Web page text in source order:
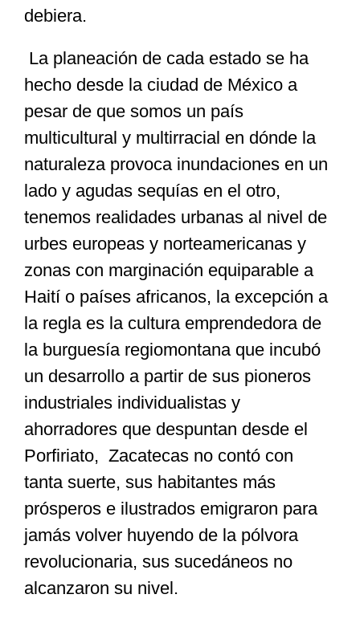
debiera.
La planeación de cada estado se ha
hecho desde la ciudad de México a
pesar de que somos un país
multicultural y multirracial en dónde la
naturaleza provoca inundaciones en un
lado y agudas sequías en el otro,
tenemos realidades urbanas al nivel de
urbes europeas y norteamericanas y
zonas con marginación equiparable a
Haití o países africanos, la excepción a
la regla es la cultura emprendedora de
la burguesía regiomontana que incubó
un desarrollo a partir de sus pioneros
industriales individualistas y
ahorradores que despuntan desde el
Porfiriato, Zacatecas no contó con
tanta suerte, sus habitantes más
prósperos e ilustrados emigraron para
jamás volver huyendo de la pólvora
revolucionaria, sus sucedáneos no
alcanzaron su nivel.